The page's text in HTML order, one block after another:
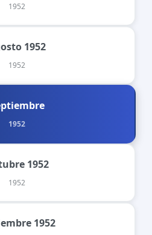
1952
1952
1952
1952
1952
1952
1952